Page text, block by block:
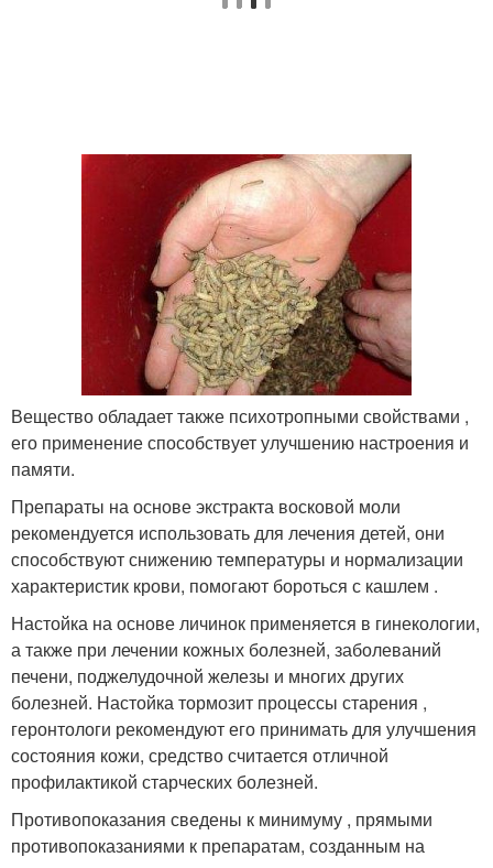
Вещество обладает также психотропными свойствами ,
его применение способствует улучшению настроения и
памяти.
Препараты на основе экстракта восковой моли
рекомендуется использовать для лечения детей, они
способствуют снижению температуры и нормализации
характеристик крови, помогают бороться с кашлем .
Настойка на основе личинок применяется в гинекологии,
а также при лечении кожных болезней, заболеваний
печени, поджелудочной железы и многих других
болезней. Настойка тормозит процессы старения ,
геронтологи рекомендуют его принимать для улучшения
состояния кожи, средство считается отличной
профилактикой старческих болезней.
Противопоказания сведены к минимуму , прямыми
противопоказаниями к препаратам, созданным на